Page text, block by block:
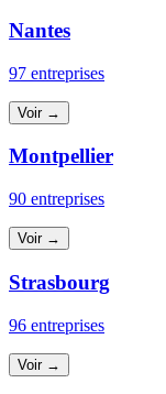
Nantes
97 entreprises
Voir →
Montpellier
90 entreprises
Voir →
Strasbourg
96 entreprises
Voir →